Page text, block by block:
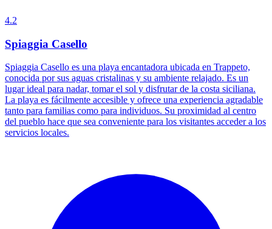
4.2
Spiaggia Casello
Spiaggia Casello es una playa encantadora ubicada en Trappeto,
conocida por sus aguas cristalinas y su ambiente relajado. Es un
lugar ideal para nadar, tomar el sol y disfrutar de la costa siciliana.
La playa es fácilmente accesible y ofrece una experiencia agradable
tanto para familias como para individuos. Su proximidad al centro
del pueblo hace que sea conveniente para los visitantes acceder a los
servicios locales.